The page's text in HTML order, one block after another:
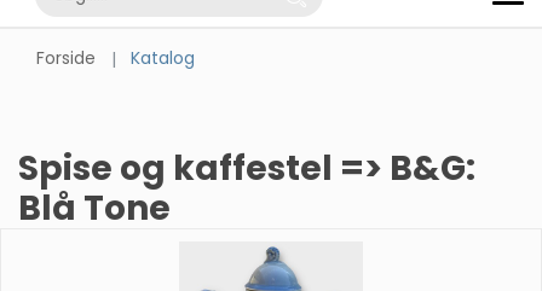
Forside Katalog
Spise og kaffestel => B&G:
Blå Tone